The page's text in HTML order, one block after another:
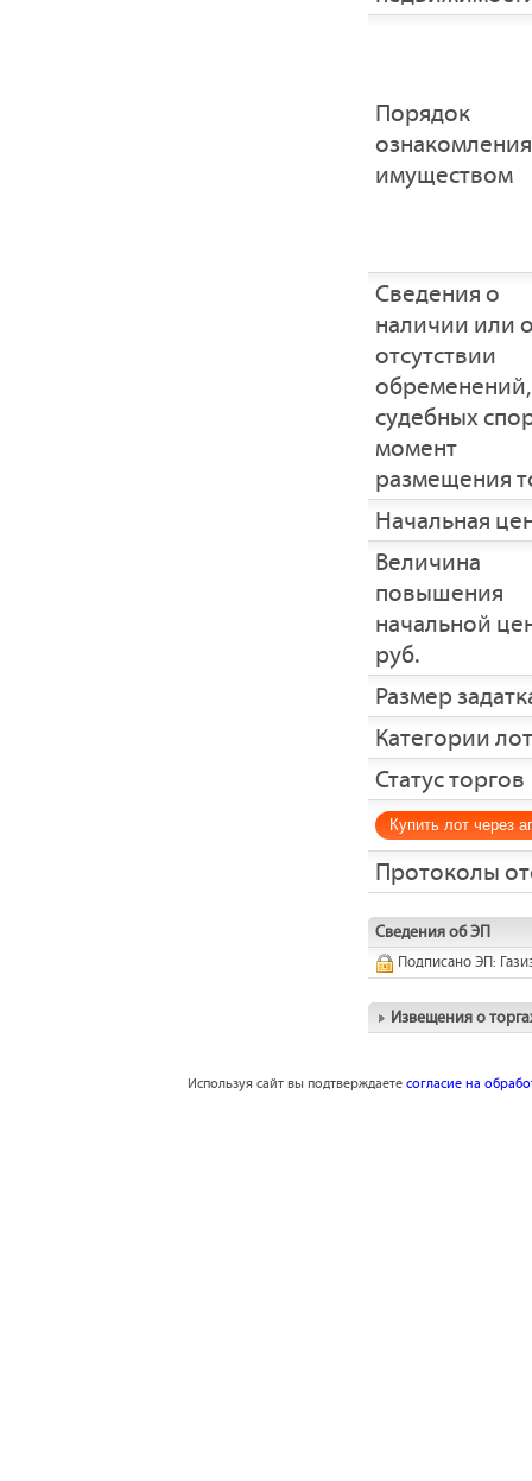
Порядок
имуществом
Cведения о
наличии или
отсутствии
обременений,
судебных
момент
размещения
Начальная
Величина
повышения
начальной
руб.
Размер
Категории
Статус торгов
Купить лот через
Протоколы
Сведения об ЭП
Подписано ЭП:
Извещения о
Используя сайт вы подтверждаете согласие на